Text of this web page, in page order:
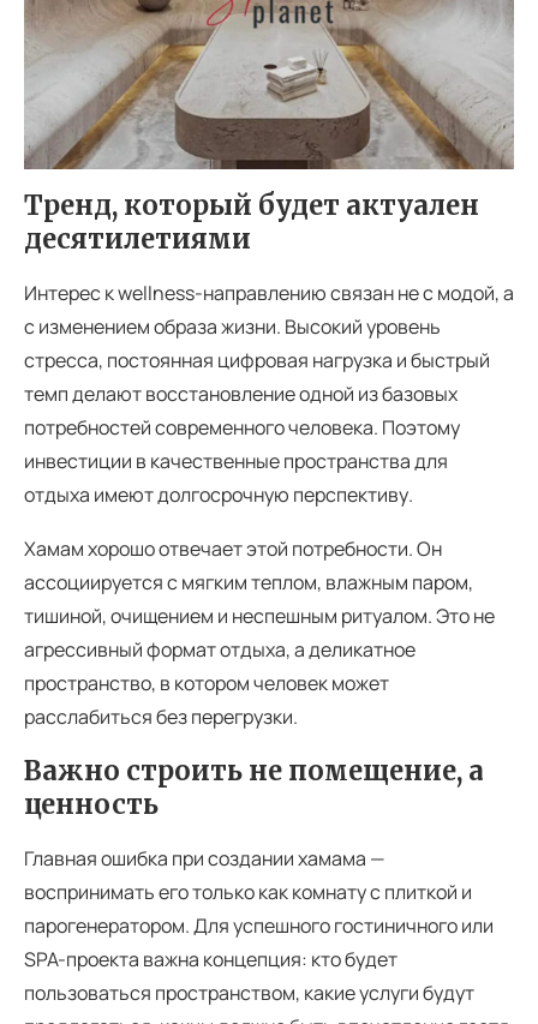
Тренд, который будет актуален
десятилетиями
Интерес к wellness-направлению связан не с модой, а
с изменением образа жизни. Высокий уровень
стресса, постоянная цифровая нагрузка и быстрый
темп делают восстановление одной из базовых
потребностей современного человека. Поэтому
инвестиции в качественные пространства для
отдыха имеют долгосрочную перспективу.
Хамам хорошо отвечает этой потребности. Он
ассоциируется с мягким теплом, влажным паром,
тишиной, очищением и неспешным ритуалом. Это не
агрессивный формат отдыха, а деликатное
пространство, в котором человек может
расслабиться без перегрузки.
Важно строить не помещение, а
ценность
Главная ошибка при создании хамама —
воспринимать его только как комнату с плиткой и
парогенератором. Для успешного гостиничного или
SPA-проекта важна концепция: кто будет
пользоваться пространством, какие услуги будут